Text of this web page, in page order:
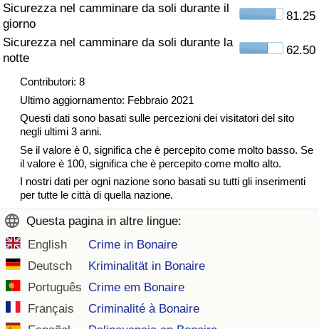
Sicurezza nel camminare da soli durante il
giorno
81.25
Sicurezza nel camminare da soli durante la
notte
62.50
Contributori: 8
Ultimo aggiornamento: Febbraio 2021
Questi dati sono basati sulle percezioni dei visitatori del sito
negli ultimi 3 anni.
Se il valore è 0, significa che è percepito come molto basso. Se
il valore è 100, significa che è percepito come molto alto.
I nostri dati per ogni nazione sono basati su tutti gli inserimenti
per tutte le città di quella nazione.
Questa pagina in altre lingue:
English
Crime in Bonaire
Deutsch
Kriminalität in Bonaire
Português Crime em Bonaire
Français
Criminalité à Bonaire
Traffico
Indice del Traffico
Indice del traffico (Corrente)
Indice del traffico per Nazione